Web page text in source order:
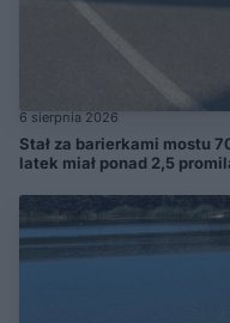
6 sierpnia 2026
Stał za barierkami mostu
latek miał ponad 2,5